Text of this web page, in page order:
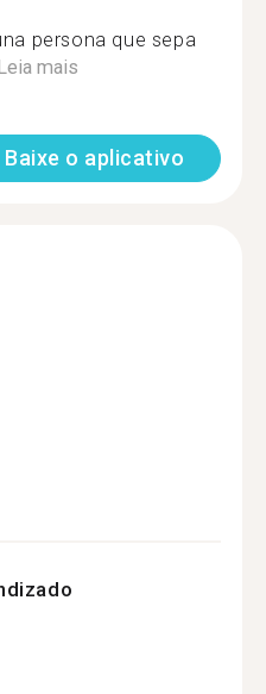
persona que sepa
mais
Baixe o aplicativo